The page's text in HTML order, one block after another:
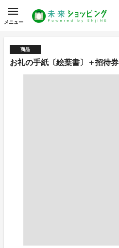
メニュー
商品
お礼の手紙〔絵葉書〕＋招待券